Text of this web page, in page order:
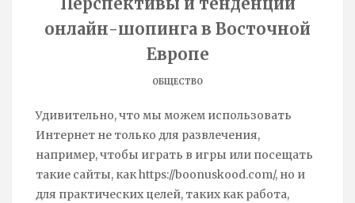
онлайн-шопинга в Восточной
Европе
ОБЩЕСТВО
Удивительно, что мы можем использовать
Интернет не только для развлечения,
например, чтобы играть в игры или посещать
такие сайты, как https://boonuskood.com/, но и
для практических целей, таких как работа,